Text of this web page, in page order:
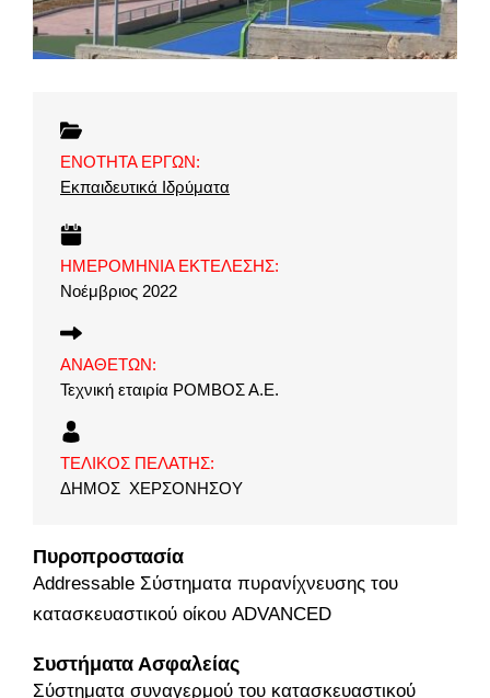
ΕΝΟΤΗΤΑ ΕΡΓΩΝ:
Εκπαιδευτικά Ιδρύματα
ΗΜΕΡΟΜΗΝΙΑ ΕΚΤΕΛΕΣΗΣ:
Nοέμβριος 2022
ΑΝΑΘΕΤΩΝ:
Τεχνική εταιρία ΡΟΜΒΟΣ Α.Ε.
ΤΕΛΙΚΟΣ ΠΕΛΑΤΗΣ:
ΔΗΜΟΣ ΧΕΡΣΟΝΗΣΟΥ
Πυροπροστασία
Addressable Σύστηματα πυρανίχνευσης του
κατασκευαστικού οίκου ADVANCED
Συστήματα Ασφαλείας
Σύστηματα συναγερμού του κατασκευαστικού